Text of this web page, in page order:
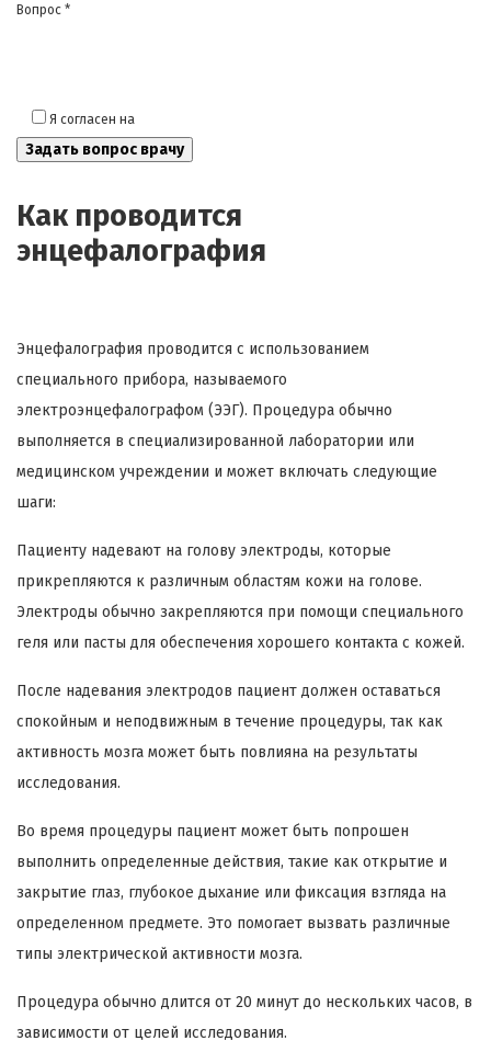
Вопрос *
Я согласен на
Как проводится
энцефалография
Энцефалография проводится с использованием
специального прибора, называемого
электроэнцефалографом (ЭЭГ). Процедура обычно
выполняется в специализированной лаборатории или
медицинском учреждении и может включать следующие
шаги:
Пациенту надевают на голову электроды, которые
прикрепляются к различным областям кожи на голове.
Электроды обычно закрепляются при помощи специального
геля или пасты для обеспечения хорошего контакта с кожей.
После надевания электродов пациент должен оставаться
спокойным и неподвижным в течение процедуры, так как
активность мозга может быть повлияна на результаты
исследования.
Во время процедуры пациент может быть попрошен
выполнить определенные действия, такие как открытие и
закрытие глаз, глубокое дыхание или фиксация взгляда на
определенном предмете. Это помогает вызвать различные
типы электрической активности мозга.
Процедура обычно длится от 20 минут до нескольких часов, в
зависимости от целей исследования.